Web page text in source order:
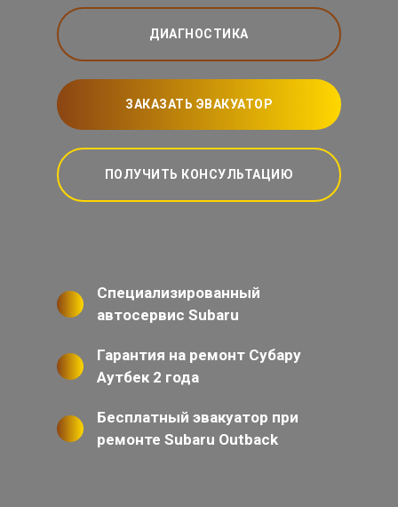
ДИАГНОСТИКА
ЗАКАЗАТЬ ЭВАКУАТОР
ПОЛУЧИТЬ КОНСУЛЬТАЦИЮ
Специализированный
автосервис Subaru
Гарантия на ремонт Субару
Аутбек 2 года
Бесплатный эвакуатор при
ремонте Subaru Outback